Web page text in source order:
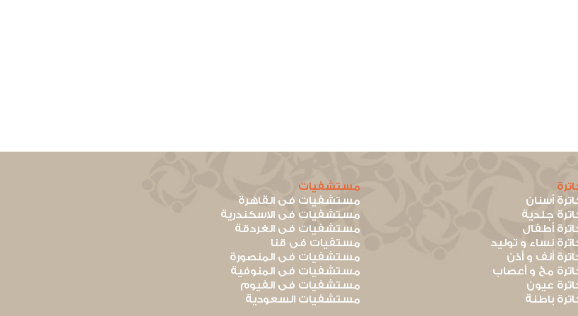
أسنان
جلدية
أطفال
نساء و توليد
أنف و أذن
مخ و أعصاب
عيون
باطنة
مستشفيات
مستشفيات فى القاهرة
مستشفيات فى الاسكندرية
مستشفيات فى الغردقة
مستفيات فى قنا
مستشفيات فى المنصورة
مستشفيات فى المنوفية
مستشفيات فى الفيوم
مستشفيات السعودية